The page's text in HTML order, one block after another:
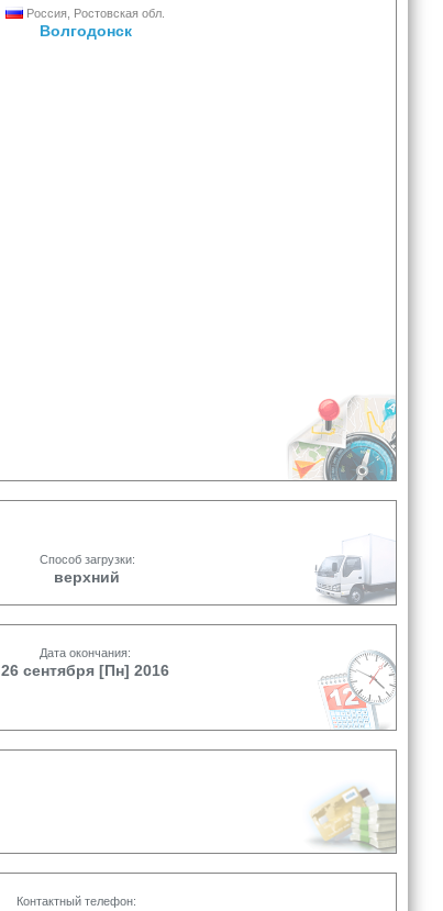
Россия, Ростовская обл.
Волгодонск
Способ загрузки:
верхний
Дата окончания:
26 сентября [Пн] 2016
Контактный телефон: